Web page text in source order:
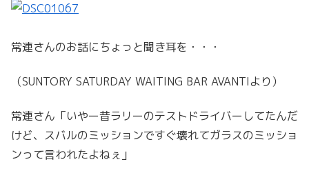
常連さんのお話にちょっと聞き耳を・・・
（SUNTORY SATURDAY WAITING BAR AVANTIより）
常連さん「いやー昔ラリーのテストドライバーしてたんだ
けど、スバルのミッションですぐ壊れてガラスのミッショ
ンって言われたよねぇ」